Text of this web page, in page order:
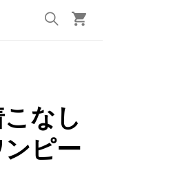
なし
ピー